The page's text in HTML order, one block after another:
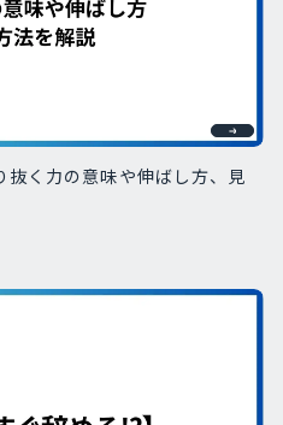
く力の意味や伸ばし方、見